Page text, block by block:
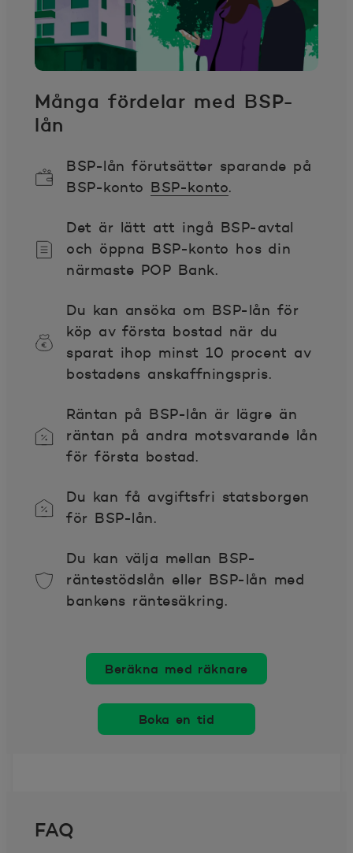
Många fördelar med BSP-
lån
BSP-lån förutsätter sparande på
BSP-konto BSP-konto.
Det är lätt att ingå BSP-avtal
och öppna BSP-konto hos din
närmaste POP Bank.
Du kan ansöka om BSP-lån för
köp av första bostad när du
sparat ihop minst 10 procent av
bostadens anskaffningspris.
Räntan på BSP-lån är lägre än
räntan på andra motsvarande lån
för första bostad.
Du kan få avgiftsfri statsborgen
för BSP-lån.
Du kan välja mellan BSP-
räntestödslån eller BSP-lån med
bankens räntesäkring.
Beräkna med räknare
Boka en tid
FAQ